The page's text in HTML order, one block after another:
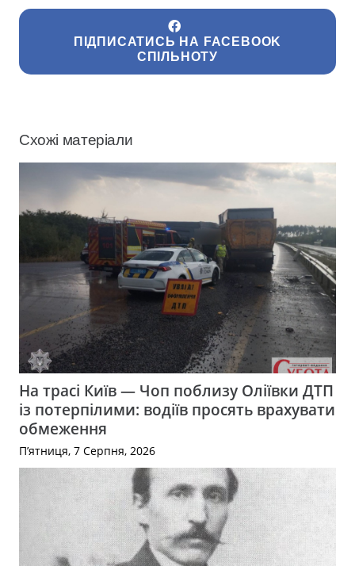
ПІДПИСАТИСЬ НА FACEBOOK
СПІЛЬНОТУ
Схожі матеріали
На трасі Київ — Чоп поблизу Оліївки ДТП
із потерпілими: водіїв просять врахувати
обмеження
П’ятниця, 7 Серпня, 2026